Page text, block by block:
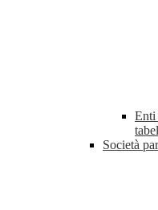
Enti
Società